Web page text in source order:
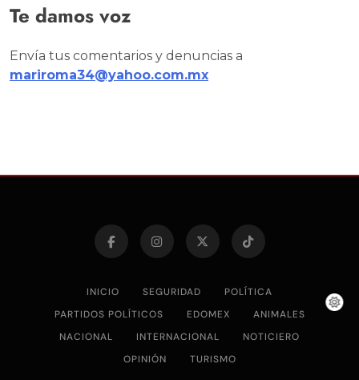
Te damos voz
Envía tus comentarios y denuncias a
mariroma34@yahoo.com.mx
INICIO SEGURIDAD
POLÍTICA
PARTIDOS POLÍTICOS
EDOMEX
ANIMALES
NACIONAL
INTERNACIONAL
NOTICIERO
OPINIÓN
TURISMO